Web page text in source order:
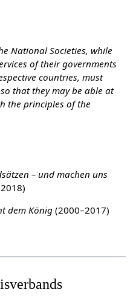
National Societies, while
of their governments
countries, must
that they may be able at
the principles of the
– und machen uns
dem König(2000–2017)